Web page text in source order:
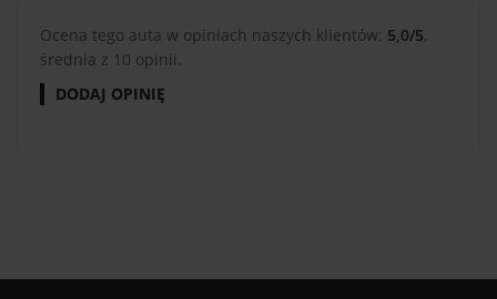
Ocena tego auta w opiniach naszych klientów: 5,0/5,
średnia z 10 opinii.
DODAJ OPINIĘ